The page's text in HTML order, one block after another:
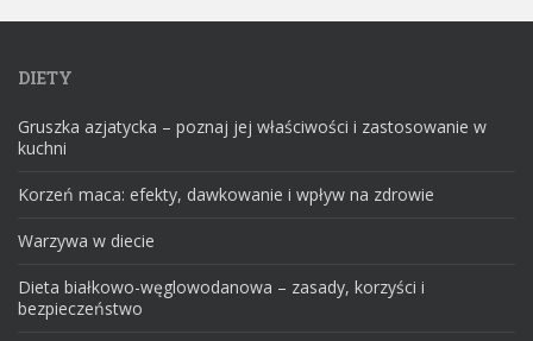
DIETY
Gruszka azjatycka – poznaj jej właściwości i zastosowanie w
kuchni
Korzeń maca: efekty, dawkowanie i wpływ na zdrowie
Warzywa w diecie
Dieta białkowo-węglowodanowa – zasady, korzyści i
bezpieczeństwo